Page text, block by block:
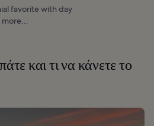
favorite with day
και τι να κάνετε το